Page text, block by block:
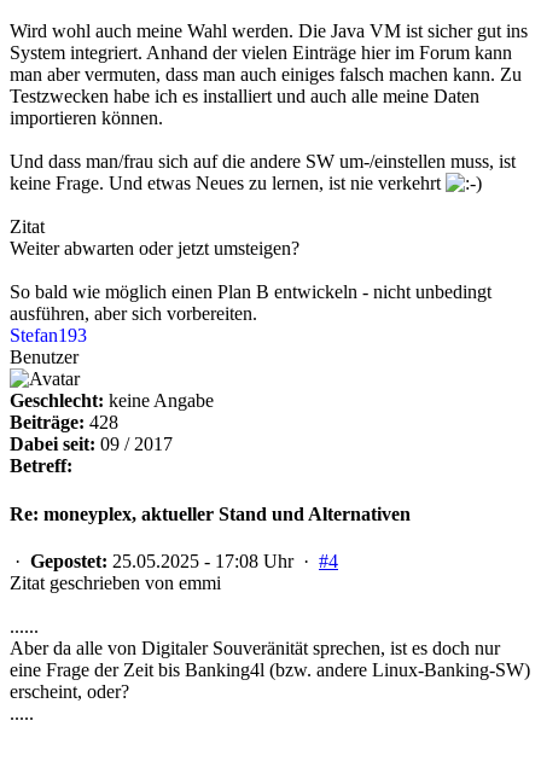
Wird wohl auch meine Wahl werden. Die Java VM ist sicher gut ins
System integriert. Anhand der vielen Einträge hier im Forum kann
man aber vermuten, dass man auch einiges falsch machen kann. Zu
Testzwecken habe ich es installiert und auch alle meine Daten
importieren können.
Und dass man/frau sich auf die andere SW um-/einstellen muss, ist
keine Frage. Und etwas Neues zu lernen, ist nie verkehrt
Zitat
Weiter abwarten oder jetzt umsteigen?
So bald wie möglich einen Plan B entwickeln - nicht unbedingt
ausführen, aber sich vorbereiten.
Stefan193
Benutzer
Geschlecht: keine Angabe
Beiträge: 428
Dabei seit: 09 / 2017
Betreff:
Re: moneyplex, aktueller Stand und Alternativen
· Gepostet: 25.05.2025 - 17:08 Uhr · #4
Zitat geschrieben von emmi
......
Aber da alle von Digitaler Souveränität sprechen, ist es doch nur
eine Frage der Zeit bis Banking4l (bzw. andere Linux-Banking-SW)
erscheint, oder?
.....